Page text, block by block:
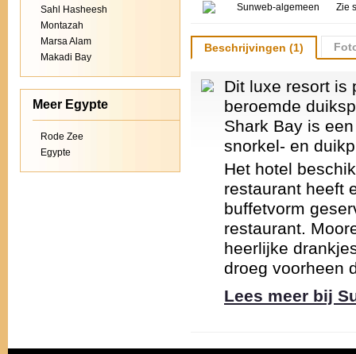
Sahl Hasheesh
Montazah
Marsa Alam
Makadi Bay
Meer Egypte
Rode Zee
Egypte
Sunweb-algemeen Zie
Beschrijvingen (1)
Dit luxe resort is
beroemde
Shark Bay is
snorkel- en
Het hotel
restaurant heeft
buffetvorm
restaurant.
heerlijke
droeg voorheen
Lees meer bij